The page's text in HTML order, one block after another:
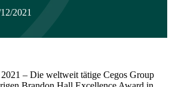
2021
– Die weltweit tätige Cegos Group